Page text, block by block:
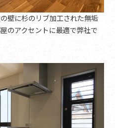
壁に杉のリブ加工された無垢
のアクセントに最適で弊社で